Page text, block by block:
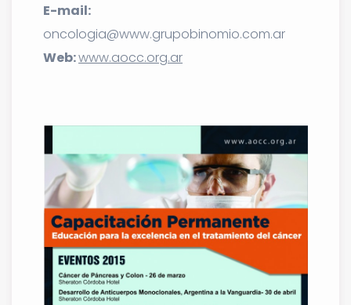
E-mail:
oncologia@www.grupobinomio.com.ar
Web:www.aocc.org.ar